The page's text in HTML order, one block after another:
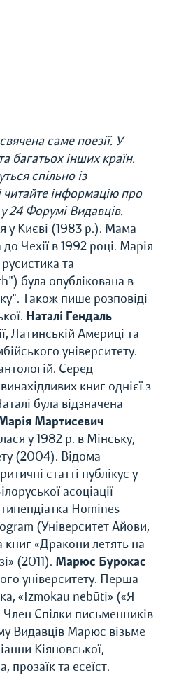
саме поезії. У
багатьох інших країн.
спільно із
читайте інформацію про
24 Форумі Видавців.
у Києві (1983 р.). Мама
Чехії в 1992 році. Марія
та
була опублікована в
Також пише розповіді
Наталі Гендаль
Латинській Америці та
університету.
Серед
книг однієї з
була відзначена
Мартисевич
у 1982 р. в Мінську,
(2004). Відома
статті публікує у
асоціації
Homines
(Університет Айови,
«Дракони летять на
(2011). Марюс Бурокас
університету. Перша
«Izmokau nebūti» («Я
Спілки письменників
Видавців Марюс візьме
Кіяновської,
прозаїк та есеїст.